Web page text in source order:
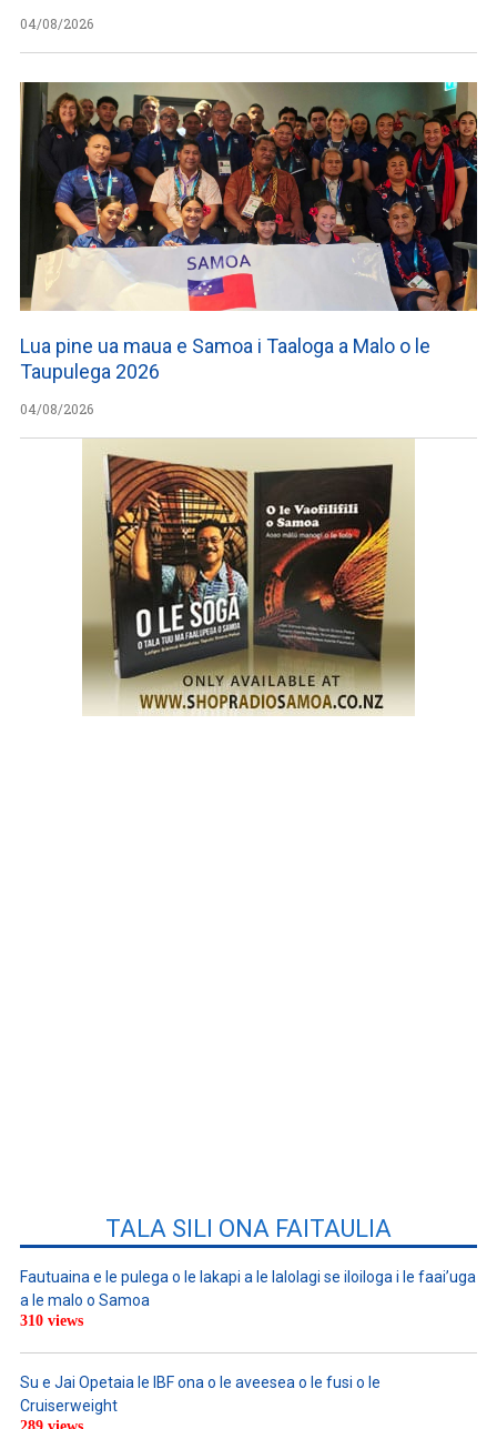
04/08/2026
Lua pine ua maua e Samoa i Taaloga a Malo o le
Taupulega 2026
04/08/2026
TALA SILI ONA FAITAULIA
Fautuaina e le pulega o le lakapi a le lalolagi se iloiloga i le faai’uga
a le malo o Samoa
310 views
Su e Jai Opetaia le IBF ona o le aveesea o le fusi o le
Cruiserweight